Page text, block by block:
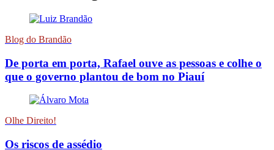
Blog do Brandão
De porta em porta, Rafael ouve as pessoas e colhe o
que o governo plantou de bom no Piauí
Olhe Direito!
Os riscos de assédio